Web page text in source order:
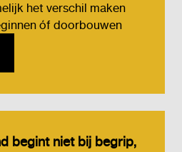
het verschil maken
óf doorbouwen
begint niet bij begrip,